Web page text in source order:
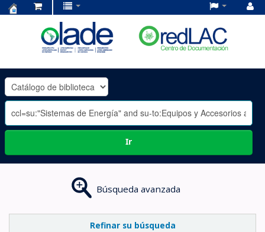
OLADE
-
Ir
Búsqueda avanzada
Refinar su búsqueda